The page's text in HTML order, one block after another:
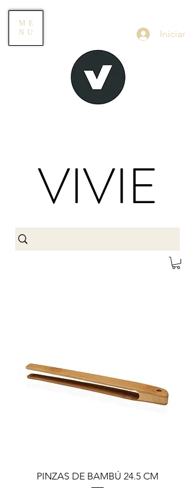
ME
NU
Iniciar
VIVIE
PINZAS DE BAMBÚ 24.5 CM